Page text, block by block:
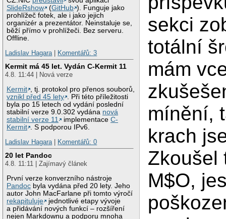
SlideRshow
(GitHub ). Funguje jako
prohlížeč fotek, ale i jako jejich
organizér a prezentátor. Neinstaluje se,
běží přímo v prohlížeči. Bez serveru.
Offline.
Ladislav Hagara| Komentářů: 3
Kermit má 45 let. Vydán C-Kermit 11
4.8. 11:44 | Nová verze
Kermit
, tj. protokol pro přenos souborů,
vznikl před 45 lety
. Při této příležitosti
byla po 15 letech od vydání poslední
stabilní verze 9.0.302 vydána nová
stabilní verze 11
implementaceC-
Kermit
. S podporou IPv6.
Ladislav Hagara| Komentářů: 0
20 let Pandoc
4.8. 11:11 | Zajímavý článek
První verze konverzního nástroje
Pandoc byla vydána před 20 lety. Jeho
autor John MacFarlane při tomto výročí
rekapituluje
jednotlivé etapy vývoje
a přidávání nových funkcí – rozšíření
nejen Markdownu a podporu mnoha
sekci
totální
mám
mínění,
krach
Zkoušel
M$O,